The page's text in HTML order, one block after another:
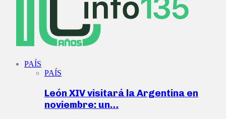
PAÍS
PAÍS
León XIV visitará la Argentina en
noviembre: un…